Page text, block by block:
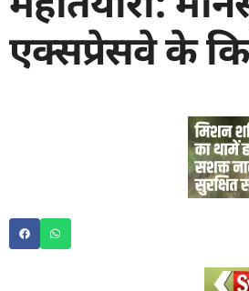
एक्सप्रेसवे के